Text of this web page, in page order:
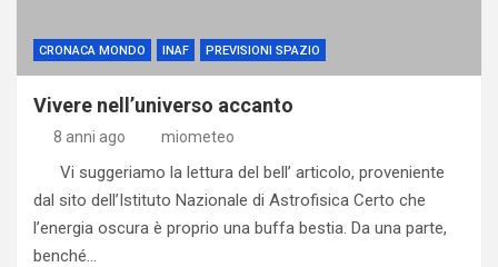
CRONACA MONDO INAF PREVISIONI SPAZIO
Vivere nell’universo accanto
8 anni ago miometeo
Vi suggeriamo la lettura del bell’ articolo, proveniente
dal sito dell’Istituto Nazionale di Astrofisica Certo che
l’energia oscura è proprio una buffa bestia. Da una parte,
benché…